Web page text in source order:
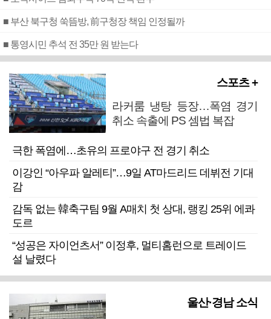
■ 부산 북구청 쑥뜸방, 前구청장 책임 인정될까
■ 통영시민 추석 전 35만 원 받는다
스포츠 +
라커룸 냉탕 등장…폭염 경기
취소 속출에 PS 셈법 복잡
극한 폭염에…초유의 프로야구 전 경기 취소
이강인 “아우파 알레티”…9일 AT마드리드 데뷔전 기대
감
감독 없는 韓축구팀 9월 A매치 첫 상대, 랭킹 25위 에콰
도르
“성공은 자이언츠서” 이정후, 멀티홈런으로 트레이드
설 날렸다
울산·경남 소식